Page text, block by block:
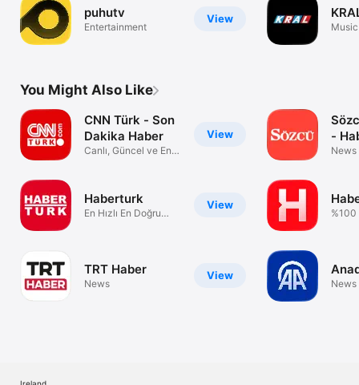
View
puhutv
Entertainment Music
You Might Also Like
View
CNN Türk - Son
Dakika Haber
Canlı, Güncel ve En
View
Haberturk
En Hızlı En Doğru
View
TRT Haber
News
-
News
%100
News